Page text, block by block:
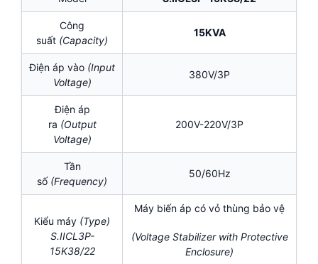
Công
suất (Capacity)
15KVA
Điện áp vào (Input
Voltage)
380V/3P
Điện áp
ra (Output
Voltage)
200V-220V/3P
Tần
số (Frequency)
50/60Hz
Kiểu máy (Type)
S.IICL3P-
15K38/22
Máy biến áp có vỏ thùng bảo vệ
(Voltage Stabilizer with Protective
Enclosure)